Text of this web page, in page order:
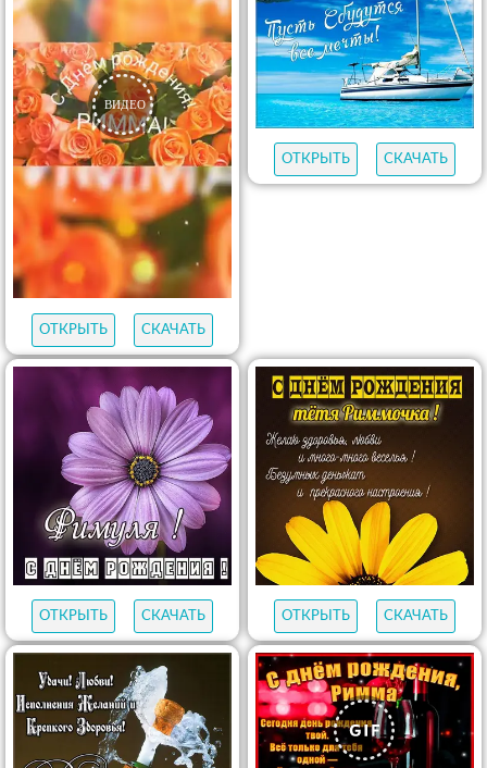
ОТКРЫТЬ СКАЧАТЬ
ОТКРЫТЬ СКАЧАТЬ
ОТКРЫТЬ СКАЧАТЬ ОТКРЫТЬ СКАЧАТЬ